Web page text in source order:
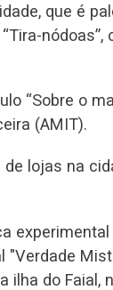
que é
nódoas”,
“Sobre o
(AMIT).
lojas na
ilha do Faial,